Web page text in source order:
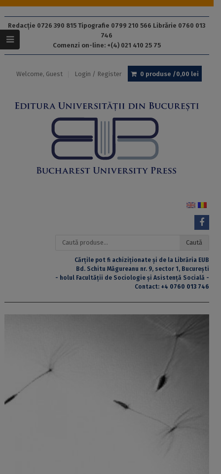
Redacție 0726 390 815 Tipografie 0799 210 566 Librărie 0760 013
746
Comenzi on-line: +(4) 021 410 25 75
Welcome, Guest Login / Register 0 produse /0,00 lei
Caută
Caută
Cărțile pot fi achiziționate și de la Librăria EUB
Bd. Schitu Măgureanu nr. 9, sector 1, București
- holul Facultății de Sociologie și Asistență Socială -
Contact: +4 0760 013 746